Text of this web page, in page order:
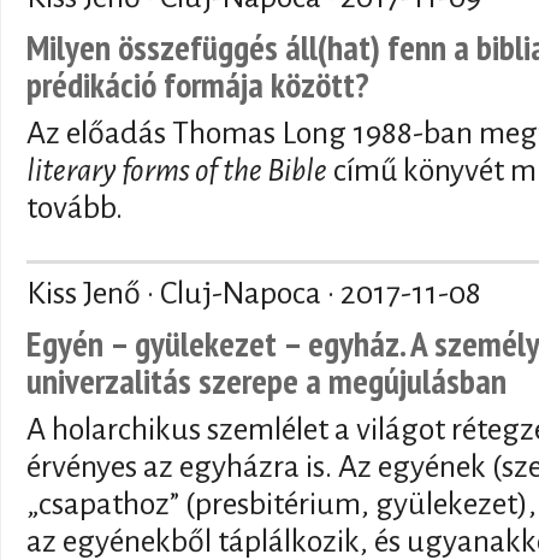
Milyen összefüggés áll(hat) fenn a
prédikáció formája között?
Az előadás Thomas Long 1988-ban
literary forms of the Bible című könyvét
tovább.
Kiss Jenő · Cluj-Napoca · 2017-11-08
Egyén – gyülekezet – egyház. A
univerzalitás szerepe a megújulásban
A holarchikus szemlélet a világot
érvényes az egyházra is. Az egyének
„csapathoz” (presbitérium,
az egyénekből táplálkozik, és